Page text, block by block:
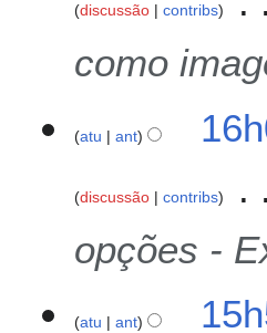
discussão contribs
como
atu ant
discussão contribs
opções -
atu ant